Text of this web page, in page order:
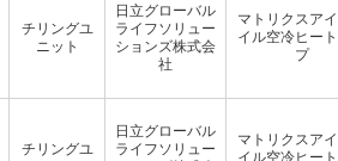
チリングユ
ニット
日立グローバル
ライフソリュー
ションズ株式会
社
マトリクスア
イル空冷ヒー
プ
チリングユ
日立グローバル
ライフソリュー
マトリクスア
イル空冷ヒー